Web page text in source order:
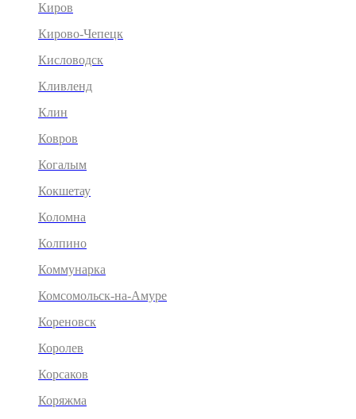
Киров
Кирово-Чепецк
Кисловодск
Кливленд
Клин
Ковров
Когалым
Кокшетау
Коломна
Колпино
Коммунарка
Комсомольск-на-Амуре
Кореновск
Королев
Корсаков
Коряжма